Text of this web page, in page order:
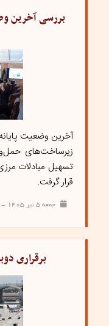
بررسی آخرین
آخرین وضعیت
زیرساخت‌های
تسهیل مبادلات
قرار گرفت.
جمعه ۵ تیر ۱۴۰۵ - ۱۹:۳۰:۴۵
برقراری